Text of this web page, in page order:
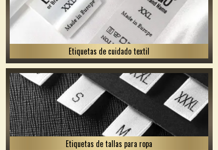
Etiquetas de cuidado textil
Etiquetas de tallas para ropa